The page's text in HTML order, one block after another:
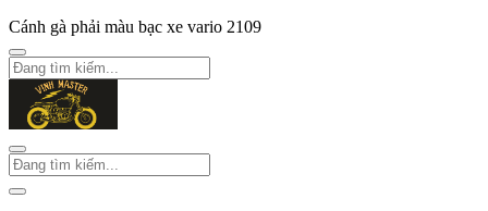
Cánh gà phải màu bạc xe vario 2109